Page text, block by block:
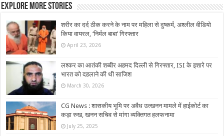
Explore More Stories
शरीर का दर्द ठीक करने के नाम पर महिला से दुष्कर्म, अश्लील वीडियो
किया वायरल, ‘निर्मल बाबा’ गिरफ्तार
April 23, 2026
लश्कर का आतंकी शब्बीर अहमद दिल्ली से गिरफ्तार, ISI के इशारे पर
भारत को दहलाने की थी साजिश
March 30, 2026
CG News : शासकीय भूमि पर अवैध उत्खनन मामले में हाईकोर्ट का
कड़ा रुख, खनन सचिव से मांगा व्यक्तिगत हलफनामा
July 25, 2025